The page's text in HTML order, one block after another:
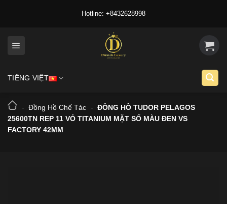
Hotline: +8432628998
TIẾNG VIỆT
- Đồng Hồ Chế Tác - ĐỒNG HỒ TUDOR PELAGOS
25600TN REP 11 VỎ TITANIUM MẶT SỐ MÀU ĐEN VS
FACTORY 42MM